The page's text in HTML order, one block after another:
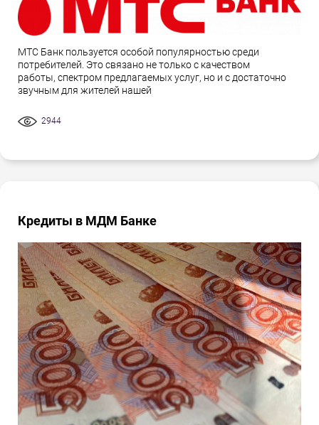
МТС Банк пользуется особой популярностью среди
потребителей. Это связано не только с качеством
работы, спектром предлагаемых услуг, но и с достаточно
звучным для жителей нашей
2944
Кредиты в МДМ Банке